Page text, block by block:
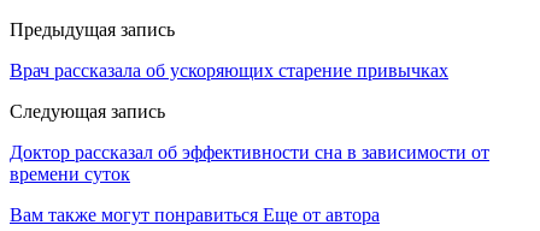
Предыдущая запись
Врач рассказала об ускоряющих старение привычках
Следующая запись
Доктор рассказал об эффективности сна в зависимости от
времени суток
Вам также могут понравиться Еще от автора